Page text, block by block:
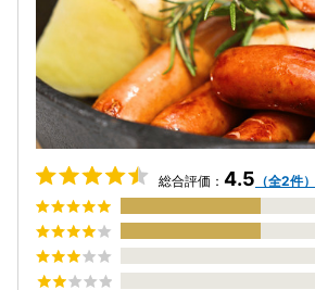
総合評価： 4.5 （全2件）